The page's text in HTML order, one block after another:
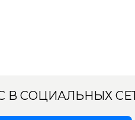
В СОЦИАЛЬНЫХ